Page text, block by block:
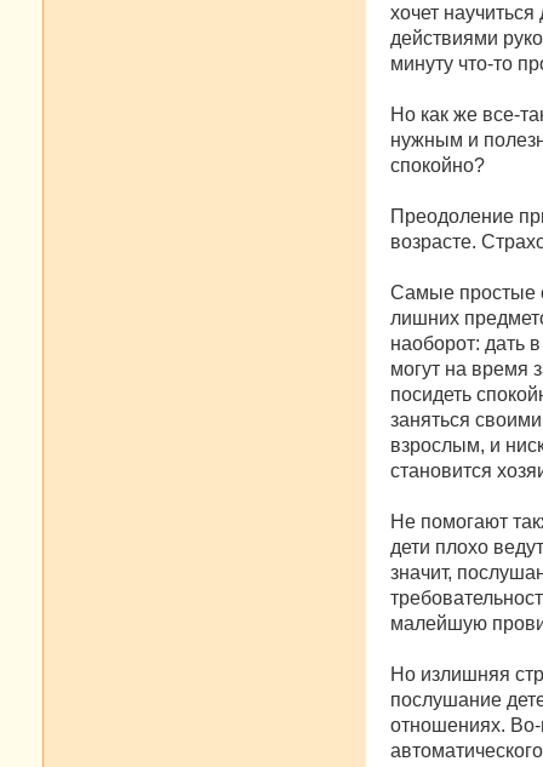
хочет
действиями
минуту что-то
Но как же все-
нужным и
спокойно?
Преодоление
возрасте.
Самые простые
лишних
наоборот: дать
могут на время
посидеть
заняться
взрослым, и
становится
Не помогают
дети плохо
значит,
малейшую
Но излишняя
послушание
отношениях. Во-